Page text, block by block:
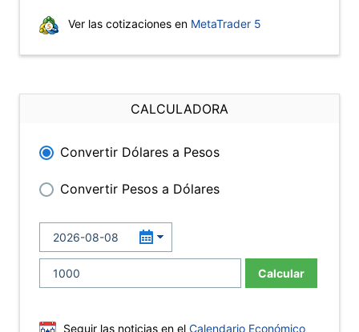
Ver las cotizaciones en MetaTrader 5
CALCULADORA
Convertir Dólares a Pesos
Convertir Pesos a Dólares
Calcular
Seguir las noticias en el Calendario Económico